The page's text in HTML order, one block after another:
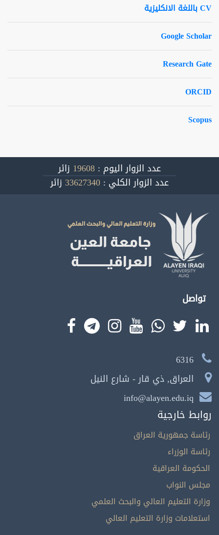
CV باللغة الانكليزية
Google Scholar
Research Gate
ORCID
Scopus
عدد الزوار اليوم : 19608 زائر
عدد الزوار الكلي : 33627340 زائر
تواصل
6316
العراق, ذي قار - شارع النيل
info@alayen.edu.iq
روابط خارجية
رئاسة جمهورية العراق
رئاسة الوزراء
الحكومة العراقية
مجلس النواب
وزارة التعليم العالي والبحث العلمي
استعلامات وزارة التعليم العالي